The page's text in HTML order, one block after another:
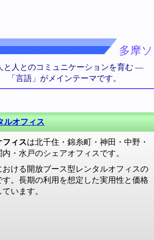
多摩
人とのコミュニケーションを育む —
「言語」がメインテーマです。
ルオフィス
フィスは北千住・錦糸町・神田・中野・
・水戸のシェアオフィスです。
おける開放ブース型レンタルオフィスの
す。長期の利用を想定した実用性と価格
います。